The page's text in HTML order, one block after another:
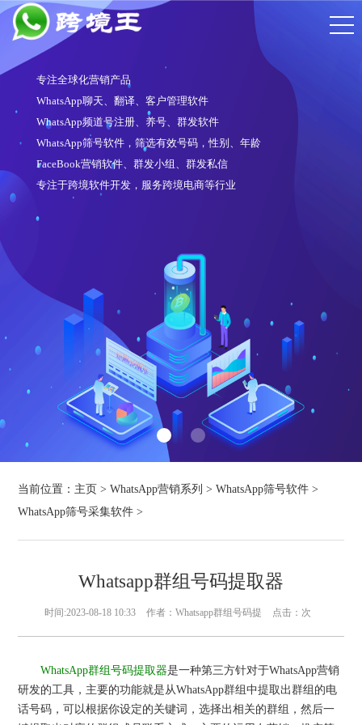
专注全球化营销产品
WhatsApp聊天、翻译、客户管理软件
WhatsApp频道号注册、养号、群发软件
WhatsApp筛号软件，筛选有效号码，性别、年龄
FaceBook营销软件、群发小组、群发私信
专注于跨境软件开发，服务跨境电商等行业
当前位置： 主页 >WhatsApp营销系列 >WhatsApp筛号软件 >
WhatsApp筛号采集软件 >
Whatsapp群组号码提取器
时间:2023-08-18 10:33 作者：Whatsapp群组号码提 点击： 次
WhatsApp群组号码提取器是一种第三方针对于WhatsApp营销
研发的工具，主要的功能就是从WhatsApp群组中提取出群组的电
话号码，可以根据你设定的关键词，选择出相关的群组，然后一